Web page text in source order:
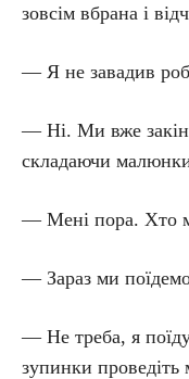
зовсім вбрана і
— Я не завадив
— Ні. Ми вже
складаючи
— Мені пора. Хто
— Зараз ми поїдемо
— Не треба, я
зупинки